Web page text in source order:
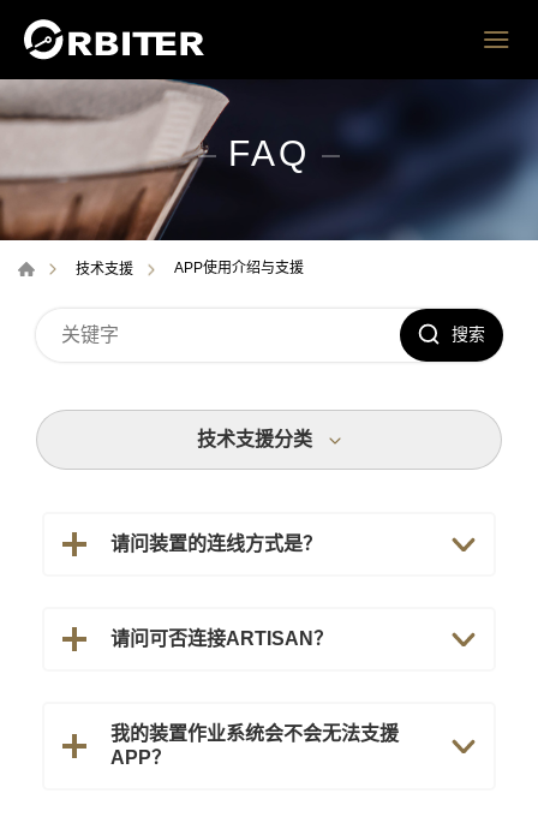
FAQ
技术支援 APP使用介绍与支援
搜索
技术支援分类
请问装置的连线方式是？
请问可否连接ARTISAN？
我的装置作业系统会不会无法支援
APP？